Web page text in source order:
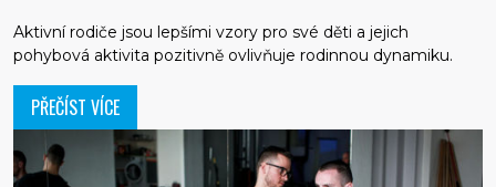
Aktivní rodiče jsou lepšími vzory pro své děti a jejich
pohybová aktivita pozitivně ovlivňuje rodinnou dynamiku.
PŘEČÍST VÍCE